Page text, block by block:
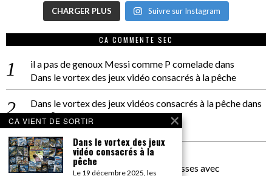
CHARGER PLUS Suivre sur Instagram
CA COMMENTE SEC
il a pas de genoux Messi comme P comeladedans
Dans le vortex des jeux vidéo consacrés à la pêche
Dans le vortex des jeux vidéos consacrés à la pêchedans
PACÔME THIELLEMENT
La séance d’Hip Gnose
La Patrie
dans
On a parlé Dolce Vita et lutte des classes avec
CA VIENT DE SORTIR
Dans le vortex des jeux
vidéo consacrés à la
pêche
Le 19 décembre 2025, les